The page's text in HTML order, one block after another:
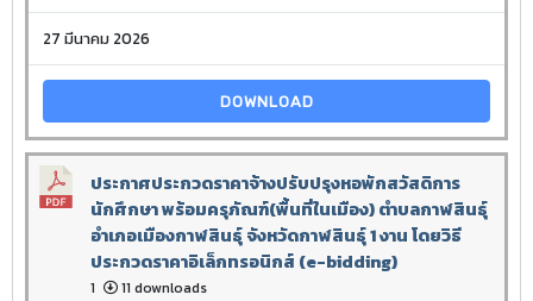
27 มีนาคม 2026
DOWNLOAD
ประกาศประกวดราคาจ้างปรับปรุงหอพักสวัสดิการ
นักศึกษา พร้อมครุภัณฑ์(พื้นที่ในเมือง) ตำบลกาฬสินธุ์
อำเภอเมืองกาฬสินธุ์ จังหวัดกาฬสินธุ์ 1 งาน โดยวิธี
ประกวดราคาอิเล็กทรอนิกส์ (e-bidding)
1 11 downloads